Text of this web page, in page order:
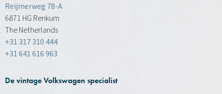
Reijmerweg 78-A
6871 HG Renkum
The Netherlands
+31 317 310 444
+31 641 616 963
De vintage Volkswagen specialist